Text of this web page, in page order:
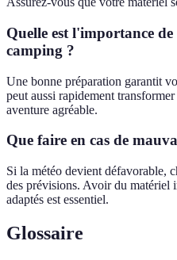
Quelle est l'importance
camping ?
Une bonne préparation garantit
peut aussi rapidement
aventure agréable.
Que faire en cas de
Si la météo devient défavorable,
des prévisions. Avoir du matériel
adaptés est essentiel.
Glossaire